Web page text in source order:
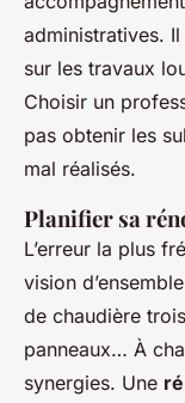
administratives.
sur les travaux
Choisir un
pas obtenir les
mal réalisés.
Planifier sa
L’erreur la plus
vision
de chaudière
panneaux… À
synergies. Une